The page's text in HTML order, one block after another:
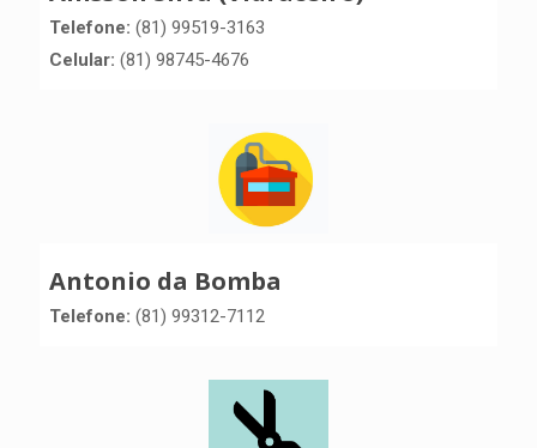
Telefone: (81) 99519-3163
Celular: (81) 98745-4676
Antonio da Bomba
Telefone: (81) 99312-7112